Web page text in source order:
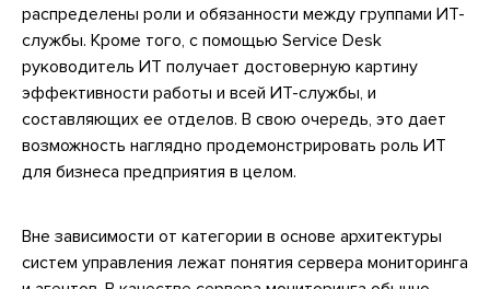
распределены роли и обязанности между группами ИТ-
службы. Кроме того, с помощью Service Desk
руководитель ИТ получает достоверную картину
эффективности работы и всей ИТ-службы, и
составляющих ее отделов. В свою очередь, это дает
возможность наглядно продемонстрировать роль ИТ
для бизнеса предприятия в целом.
Вне зависимости от категории в основе архитектуры
систем управления лежат понятия сервера мониторинга